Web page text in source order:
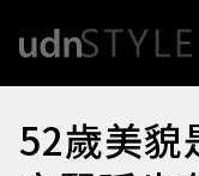
52歲美貌